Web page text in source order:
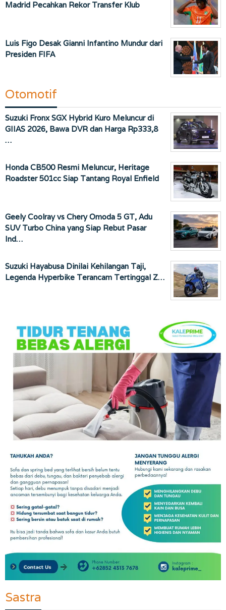
Madrid Pecahkan Rekor Transfer Klub
Luis Figo Desak Gianni Infantino Mundur dari
Presiden FIFA
Otomotif
Suzuki Fronx SGX Hybrid Kuro Meluncur di
GIIAS 2026, Bawa DVR dan Harga Rp333,8
…
Honda CB500 Resmi Meluncur, Heritage
Roadster 501cc Siap Tantang Royal Enfield
Geely Coolray vs Chery Omoda 5 GT, Adu
SUV Turbo China yang Siap Rebut Pasar
Ind…
Suzuki Hayabusa Dinilai Kehilangan Taji,
Legenda Hyperbike Terancam Tertinggal Z…
Sastra